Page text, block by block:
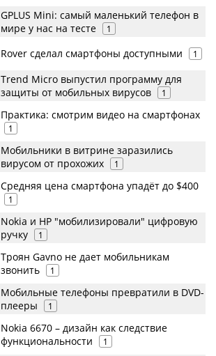
GPLUS Mini: самый маленький телефон в
мире у нас на тесте
1
Rover сделал смартфоны доступными 1
Trend Micro выпустил программу для
защиты от мобильных вирусов
1
Практика: смотрим видео на смартфонах
1
Мобильники в витрине заразились
вирусом от прохожих
1
Средняя цена смартфона упадёт до $400
1
Nokia и HP "мобилизировали" цифровую
ручку
1
Троян Gavno не дает мобильникам
звонить
1
Мобильные телефоны превратили в DVD-
плееры
1
Nokia 6670 – дизайн как следствие
функциональности
1